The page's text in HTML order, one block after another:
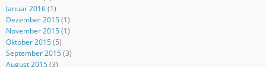
Januar 2016(1)
Dezember 2015(1)
November 2015(1)
Oktober 2015(5)
September 2015(3)
August 2015(3)